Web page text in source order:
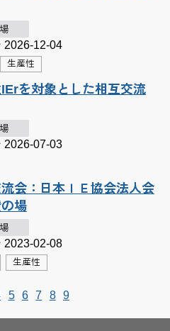
2026-12-04
生産性
を対象とした相互交流
2026-07-03
会：日本ＩＥ協会法人会
場
2023-02-08
生産性
5 6 7 8 9